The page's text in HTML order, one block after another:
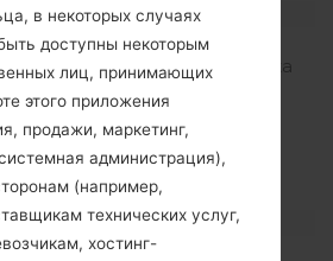
обеспечение
4 x 1.8Ghz + 4 x 1.3Ghz
Samsung E x ynos 5 Octa
5430
Восьмиядерный
2GB
32GB
-
и данные
сим Нано SIM
в некоторых случаях
доступны некоторым
лиц, принимающих
этого приложения
продажи, маркетинг,
администрация),
(например,
технических услуг,
хостинг-